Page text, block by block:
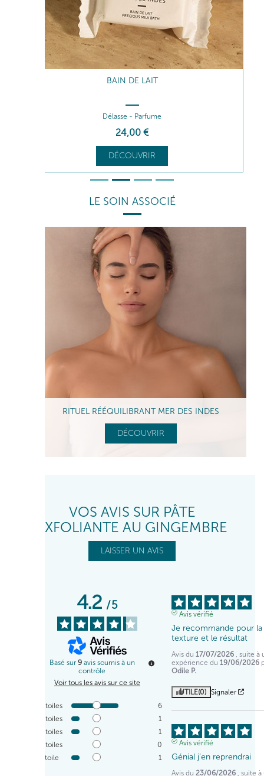
BAIN DE LAIT
Délasse - Parfume
24,00 €
DÉCOUVRIR
LE SOIN ASSOCIÉ
RITUEL RÉÉQUILIBRANT MER DES INDES
DÉCOUVRIR
VOS AVIS SUR PÂTE
EXFOLIANTE AU GINGEMBRE
LAISSER UN AVIS
4.2/5
Basé sur 9 avis soumis à un
contrôle
Voir tous les avis sur ce site
étoiles
6
étoiles
1
étoiles
1
étoiles
0
étoile 1
Avis vérifié
Je recommande pour la
texture et le résultat
Avis du 17/07/2026
, suite à
expérience du 19/06/2026
Odile P.
UTILE(0) Signaler
Avis vérifié
Génial j’en reprendrai
Avis du 23/06/2026 , suite